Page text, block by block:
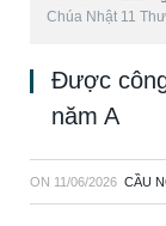
Chúa Nhật 11
Được
năm A
ON 11/06/2026 CẦU